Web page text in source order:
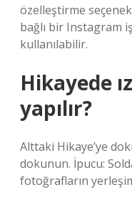
özelleştirme
bağlı bir Instagram
kullanılabilir.
Hikayede
yapılır?
Alttaki Hikaye’ye
dokunun. İpucu:
fotoğrafların